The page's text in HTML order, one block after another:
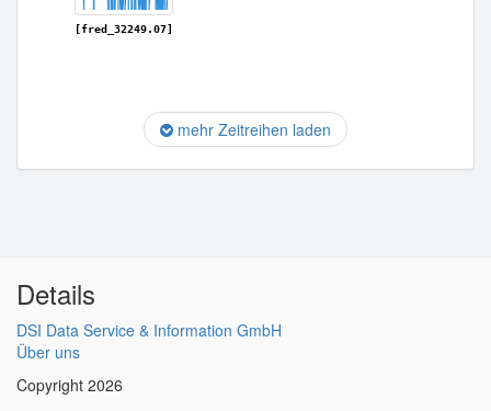
[fred_32249.07]
mehr Zeitreihen laden
Details
DSI Data Service & Information GmbH
Über uns
Copyright 2026